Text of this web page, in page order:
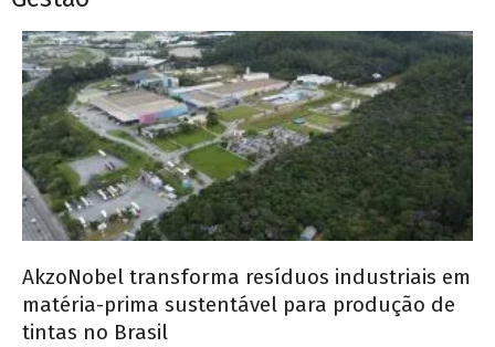
AkzoNobel transforma resíduos industriais em
matéria-prima sustentável para produção de
tintas no Brasil